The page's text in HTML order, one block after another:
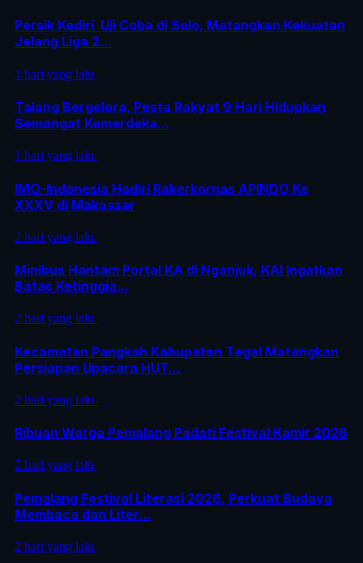
Persik Kediri Uji Coba di Solo, Matangkan Kekuatan
Jelang Liga 2...
1 hari yang lalu
Talang Bergelora, Pesta Rakyat 9 Hari Hidupkan
Semangat Kemerdeka...
1 hari yang lalu
IMO-Indonesia Hadiri Rakerkornas APINDO Ke
XXXV di Makassar
2 hari yang lalu
Minibus Hantam Portal KA di Nganjuk, KAI Ingatkan
Batas Ketinggia...
2 hari yang lalu
Kecamatan Pangkah Kabupaten Tegal Matangkan
Persiapan Upacara HUT...
2 hari yang lalu
Ribuan Warga Pemalang Padati Festival Kamir 2026
2 hari yang lalu
Pemalang Festival Literasi 2026, Perkuat Budaya
Membaca dan Liter...
2 hari yang lalu